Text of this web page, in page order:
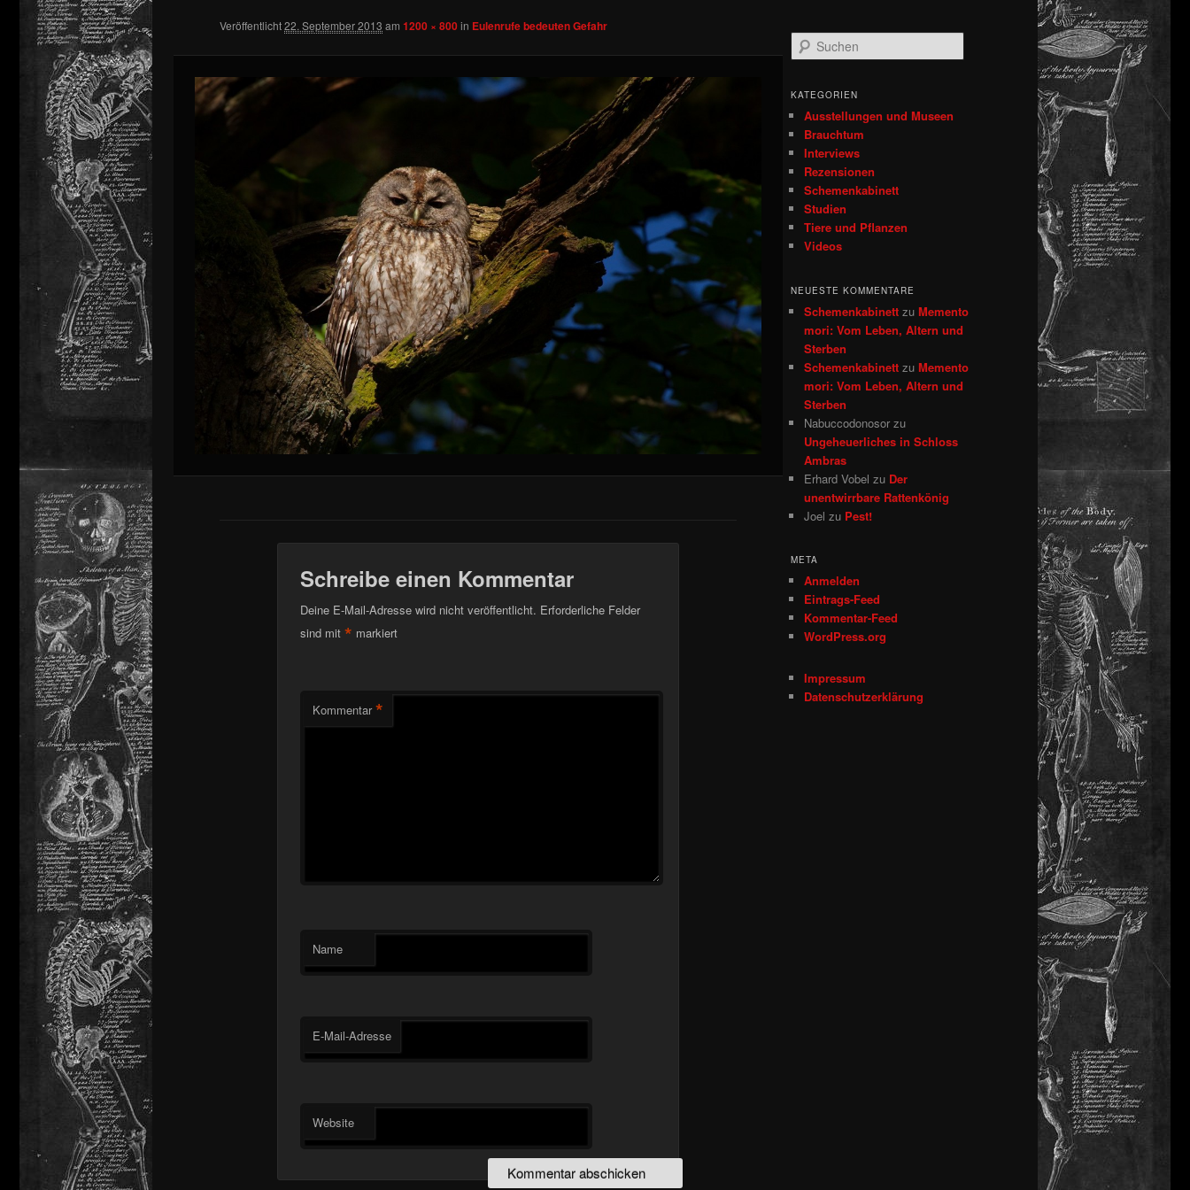
springen
Veröffentlicht22. September 2013 am 1200 × 800in Eulenrufe bedeuten Gefahr
Schreibe einen Kommentar
Deine E-Mail-Adresse wird nicht veröffentlicht. Erforderliche Felder
sind mit * markiert
Kommentar *
Name
E-Mail-Adresse
Website
u
h
KATEGORIEN
Ausstellungen und Museen
Brauchtum
Interviews
Rezensionen
Schemenkabinett
Studien
Tiere und Pflanzen
Videos
NEUESTE KOMMENTARE
Schemenkabinett zu Memento
mori: Vom Leben, Altern und
Sterben
Schemenkabinett zu Memento
mori: Vom Leben, Altern und
Sterben
Nabuccodonosor zu
Ungeheuerliches in Schloss
Ambras
Erhard Vobel zu Der
unentwirrbare Rattenkönig
Joel zu Pest!
META
Anmelden
Eintrags-Feed
Kommentar-Feed
WordPress.org
Impressum
Datenschutzerklärung